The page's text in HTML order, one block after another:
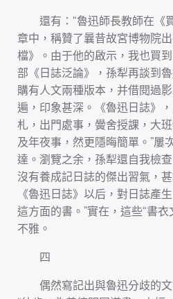
還有：“魯迅師長教師在《
章中，稱贊了曩昔故宮博物院
檔》。由于他的啟示，我也買
部《日誌泛論》，孫犁再談到
購有人文兩種版本，并借閱過
遍，印象甚深。《魯迅日誌》
札，出門處事，黌舍授課，大
及年夜事，然更隱晦簡單。”屢
達。瀏覽之余，孫犁還自我檢
沒有養成記日誌的傑出習氣，
《魯迅日誌》以后，對日誌產
這方面的書。”實在，這些“書
不雅。
四
偶然寫記出與魯迅分歧的